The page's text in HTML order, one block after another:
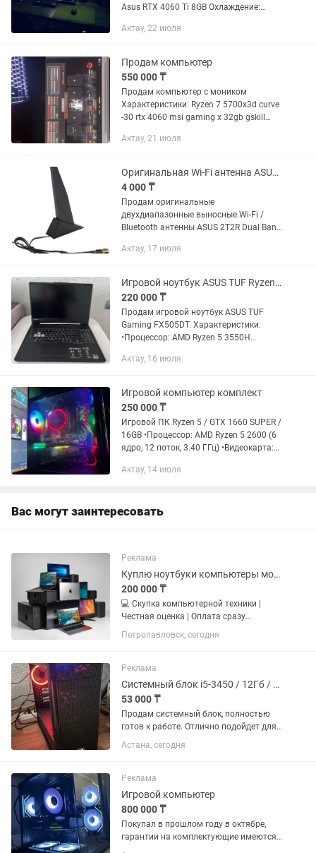
Asus RTX 4060 Ti 8GB Охлаждение:
NV3 1TB M2 Оперативная память: King
Актау, 22 июля
Продам компьютер
550 000 ₸
Продам компьютер с моником
Характеристики: Ryzen 7 5700x3d curve
-30 rtx 4060 msi gaming x 32gb gskill
3200 на 16 17 17 (чипы - hynix) asus
Актау, 21 июля
Оригинальная Wi-Fi антенна ASUS 2T2R (ROG / TUF) Новая
4 000 ₸
Продам оригинальные
двухдиапазонные выносные Wi-Fi /
Bluetooth антенны ASUS 2T2R Dual Band
заводских пакетах. Шли в комплекте с
ASUS...
Актау, 17 июля
Игровой ноутбук ASUS TUF Ryzen 5 / GTX 1650 4GB / SSD 512GB
220 000 ₸
Продам игровой ноутбук ASUS TUF
Gaming FX505DT. Характеристики:
•Процессор: AMD Ryzen 5 3550H
4GB •Оперативная память: 8 GB DDR4
Актау, 16 июля
Игровой компьютер комплект
250 000 ₸
Игровой ПК Ryzen 5 / GTX 1660 SUPER /
16GB •Процессор: AMD Ryzen 5 2600 (6
ядро, 12 поток, 3.40 ГГц) •Видеокарта:
память: 16GB DDR4 •Накопитель: SSD
Актау, 14 июля
Вас могут заинтересовать
Реклама
Куплю ноутбуки компьютеры мониторы видеокарты LCD TV
200 000 ₸
💻 Скупка компьютерной техники |
Честная оценка | Оплата сразу
Петропавловск | Покупаем быстро и
выгодно 🤔 Хотите продать ноутбук,
время на долгие переговоры —...
Петропавловск, сегодня
Реклама
Системный блок i5-3450 / 12Гб / SSD 256 Гб / 550Вт БП
53 000 ₸
Продам системный блок, полностью
готов к работе. Отлично подойдет для
учебы, офиса, интернета, просмотра
фильмов, программирования,
Full HD и нетребовательных игр....
Астана, сегодня
Реклама
Игровой компьютер
800 000 ₸
Покупал в прошлом году в октябре,
гарантии на комплектующие имеются
Так же в цену входит Монитор Asus TUF